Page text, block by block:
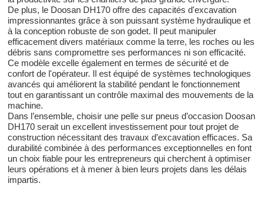
De plus, le Doosan DH170 offre des capacités d'excavation
impressionnantes grâce à son puissant système hydraulique et
à la conception robuste de son godet. Il peut manipuler
efficacement divers matériaux comme la terre, les roches ou les
débris sans compromettre ses performances ni son efficacité.
Ce modèle excelle également en termes de sécurité et de
confort de l'opérateur. Il est équipé de systèmes technologiques
avancés qui améliorent la stabilité pendant le fonctionnement
tout en garantissant un contrôle maximal des mouvements de la
machine.
Dans l’ensemble, choisir une pelle sur pneus d’occasion Doosan
DH170 serait un excellent investissement pour tout projet de
construction nécessitant des travaux d’excavation efficaces. Sa
durabilité combinée à des performances exceptionnelles en font
un choix fiable pour les entrepreneurs qui cherchent à optimiser
leurs opérations et à mener à bien leurs projets dans les délais
impartis.